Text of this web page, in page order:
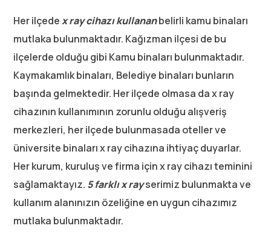
Her ilçedex ray cihazı kullananbelirli kamu binaları
mutlaka bulunmaktadır. Kağızman ilçesi de bu
ilçelerde olduğu gibi Kamu binaları bulunmaktadır.
Kaymakamlık binaları, Belediye binaları bunların
başında gelmektedir. Her ilçede olmasa da x ray
cihazının kullanımının zorunlu olduğu alışveriş
merkezleri, her ilçede bulunmasada oteller ve
üniversite binaları x ray cihazına ihtiyaç duyarlar.
Her kurum, kuruluş ve firma için x ray cihazı teminini
sağlamaktayız. 5 farklı x rayserimiz bulunmakta ve
kullanım alanınızın özeliğine en uygun cihazımız
mutlaka bulunmaktadır.